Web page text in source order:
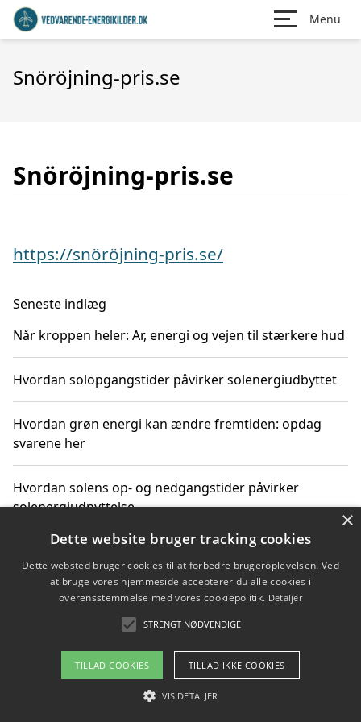
Menu
Snöröjning-pris.se
Snöröjning-pris.se
https://snöröjning-pris.se/
Seneste indlæg
Når kroppen heler: Ar, energi og vejen til stærkere hud
Hvordan solopgangstider påvirker solenergiudbyttet
Hvordan grøn energi kan ændre fremtiden: opdag
svarene her
Hvordan solens op- og nedgangstider påvirker
solenergiudnyttelse
Hvordan du får svar på energispørgsmål om
vedvarende energikilder
Om / kontakt
Blog Betingelser
×
Dette website bruger tracking cookies
Dette websted bruger cookies til at forbedre brugeroplevelsen. Ved
at bruge vores hjemmeside accepterer du alle cookies i
overensstemmelse med vores cookiepolitik. Detaljer
STRENGT NØDVENDIGE
TILLAD COOKIES TILLAD IKKE COOKIES
VIS DETALJER